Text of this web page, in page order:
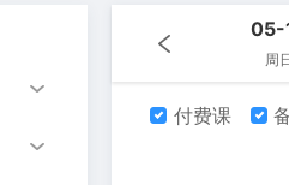
05-
周
付费课